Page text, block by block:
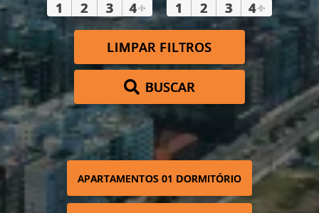
1 2 3 4+ 1 2 3 4+
LIMPAR FILTROS
BUSCAR
APARTAMENTOS 01 DORMITÓRIO